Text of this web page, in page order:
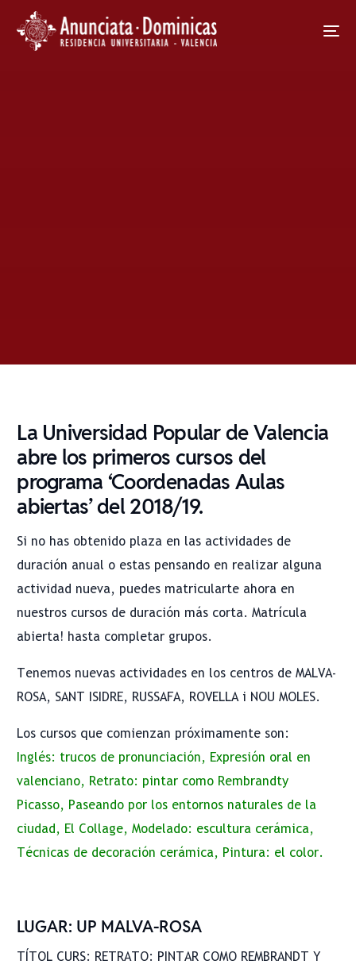
La Universidad Popular de Valencia
abre los primeros cursos del
programa ‘Coordenadas Aulas
abiertas’ del 2018/19.
Si no has obtenido plaza en las actividades de
duración anual o estas pensando en realizar alguna
actividad nueva, puedes matricularte ahora en
nuestros cursos de duración más corta. Matrícula
abierta! hasta completar grupos.
Tenemos nuevas actividades en los centros de MALVA-
ROSA, SANT ISIDRE, RUSSAFA, ROVELLA i NOU MOLES.
Los cursos que comienzan próximamente son:
Inglés: trucos de pronunciación, Expresión oral en
valenciano, Retrato: pintar como Rembrandty
Picasso, Paseando por los entornos naturales de la
ciudad, El Collage, Modelado: escultura cerámica,
Técnicas de decoración cerámica, Pintura: el color.
LUGAR: UP MALVA-ROSA
TÍTOL CURS: RETRATO: PINTAR COMO REMBRANDT Y